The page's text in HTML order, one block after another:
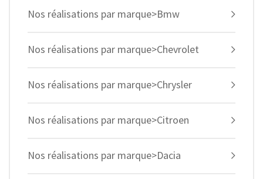
Nos réalisations par marque>Bmw
Nos réalisations par marque>Chevrolet
Nos réalisations par marque>Chrysler
Nos réalisations par marque>Citroen
Nos réalisations par marque>Dacia